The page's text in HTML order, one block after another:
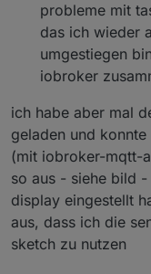
probleme mit
das ich wieder
umgestiegen
iobroker
ich habe aber mal
geladen und
(mit iobroker-mqtt-
so aus - siehe bild
display eingestellt
aus, dass ich die
sketch zu nutzen